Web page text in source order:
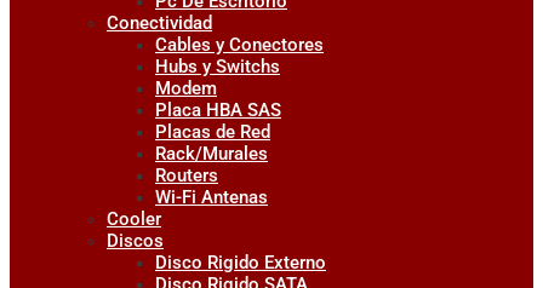
Conectividad
Cables y Conectores
Hubs y Switchs
Modem
Placa HBA SAS
Placas de Red
Rack/Murales
Routers
Wi-Fi Antenas
Cooler
Discos
Disco Rigido Externo